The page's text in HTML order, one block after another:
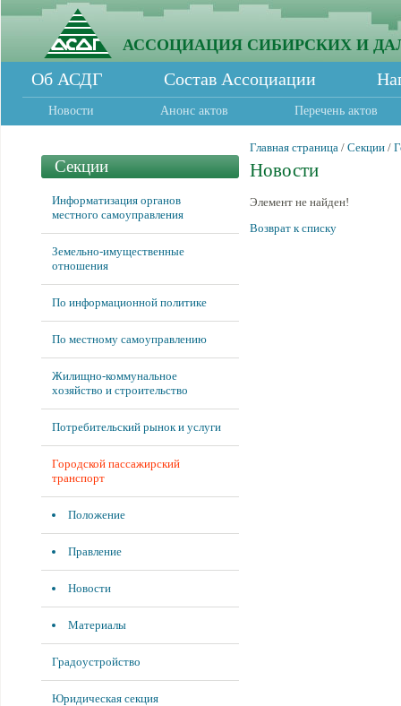
АССОЦИАЦИЯ СИБИРСКИХ И
Об АСДГ Состав Ассоциации
Новости Анонс актов Перечень актов
Секции
Информатизация органов
местного самоуправления
Земельно-имущественные
отношения
По информационной политике
По местному самоуправлению
Жилищно-коммунальное
хозяйство и строительство
Потребительский рынок и услуги
Городской пассажирский
транспорт
Положение
Правление
Новости
Материалы
Градоустройство
Юридическая секция
Главная страница / Секции /
Новости
Элемент не найден!
Возврат к списку